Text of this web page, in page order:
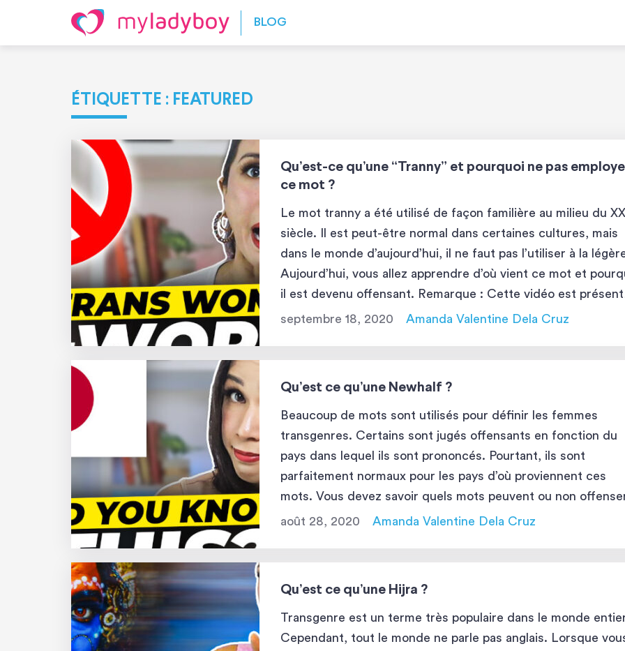
Skip to content BLOG
ÉTIQUETTE : FEATURED
Qu’est-ce qu’une “Tranny” et pourquoi ne pas
ce mot ?
Le mot tranny a été utilisé de façon familière au milieu du
siècle. Il est peut-être normal dans certaines cultures, mais
dans le monde d’aujourd’hui, il ne faut pas l’utiliser à la
Aujourd’hui, vous allez apprendre d’où vient ce mot et
il est devenu offensant. Remarque : Cette vidéo est
en anglais. […]
septembre 18, 2020 Amanda Valentine Dela Cruz
Qu’est ce qu’une Newhalf ?
Beaucoup de mots sont utilisés pour définir les femmes
transgenres. Certains sont jugés offensants en fonction du
pays dans lequel ils sont prononcés. Pourtant, ils sont
parfaitement normaux pour les pays d’où proviennent ces
mots. Vous devez savoir quels mots peuvent ou non
vous envisagez de sortir avec une femme trans. Remarque
août 28, 2020 Amanda Valentine Dela Cruz
Qu’est ce qu’une Hijra ?
Transgenre est un terme très populaire dans le monde
Cependant, tout le monde ne parle pas anglais. Lorsque